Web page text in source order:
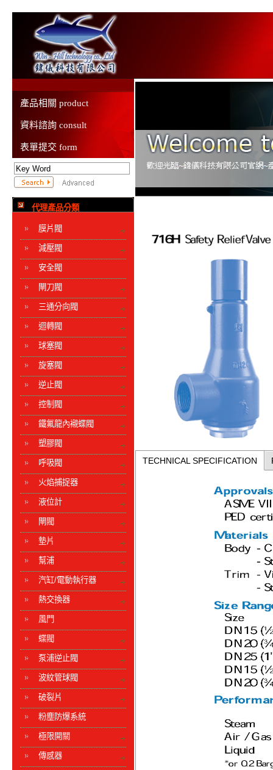
產品相關 product
資料諮詢 consult
表單提交 form
代理產品分類
膜片閥
減壓閥
安全閥
閘刀閥
三通分向閥
迴轉閥
球塞閥
旋塞閥
逆止閥
控制閥
鐵氟龍內襯蝶閥
塑膠閥
呼吸閥
火焰捕捉器
液位計
閘閥
墊片
幫浦
汽缸/電動執行器
熱交換器
風門
蝶閥
泵浦逆止閥
波紋管球閥
破裂片
粉塵防爆系統
極限開關
傳感器
TECHNICAL SPECIFICATION